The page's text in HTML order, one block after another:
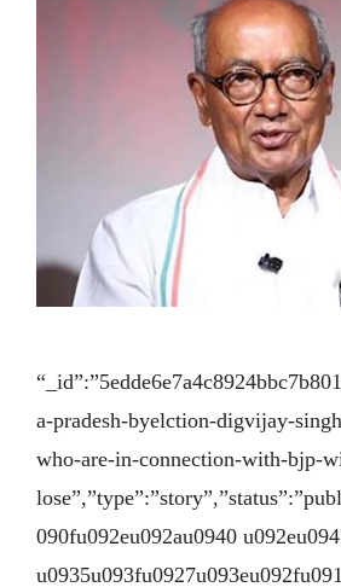
a-pradesh-byelction-digvijay-
who-are-in-connection-with-bjp-
090fu092eu092au0940